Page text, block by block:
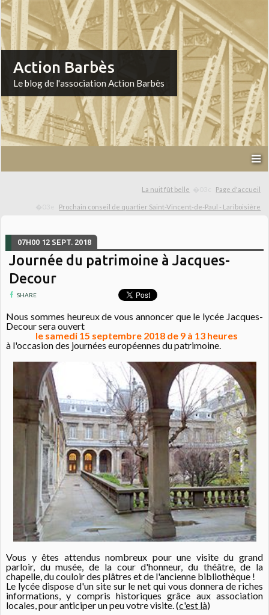
Action Barbès
Le blog de l'association Action Barbès
La nuit fût belle Page d'accueil
Prochain conseil de quartier Saint-Vincent-de-Paul - Lariboisière
07H00 12 SEPT. 2018
Journée du patrimoine à Jacques-
Decour
SHARE
Nous sommes heureux de vous annoncer que le lycée Jacques-
Decour sera ouvert
le samedi 15 septembre 2018 de 9 à 13 heures
à l'occasion des journées européennes du patrimoine.
Vous y êtes attendus nombreux pour une visite du grand
parloir, du musée, de la cour d'honneur, du théâtre, de la
chapelle, du couloir des plâtres et de l'ancienne bibliothèque !
Le lycée dispose d'un site sur le net qui vous donnera de riches
informations, y compris historiques grâce aux association
locales, pour anticiper un peu votre visite. (c'est là)